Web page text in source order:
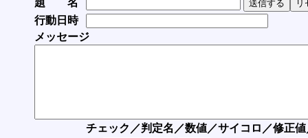
題 名
行動日時
メッセージ
チェック／判定名／数値／サイコロ／修正